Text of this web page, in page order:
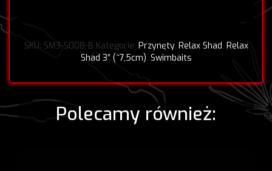
SKU: SM3-S008-B Kategorie: Przynęty, Relax Shad, Relax
Shad 3” (~7,5cm), Swimbaits
Polecamy również: